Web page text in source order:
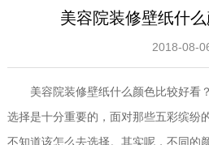
美容院装修壁纸什
2018-08-
美容院装修壁纸什么颜色比较好看
选择是十分重要的，面对那些五彩缤纷
不知道该怎么去选择。其实呢，不同的